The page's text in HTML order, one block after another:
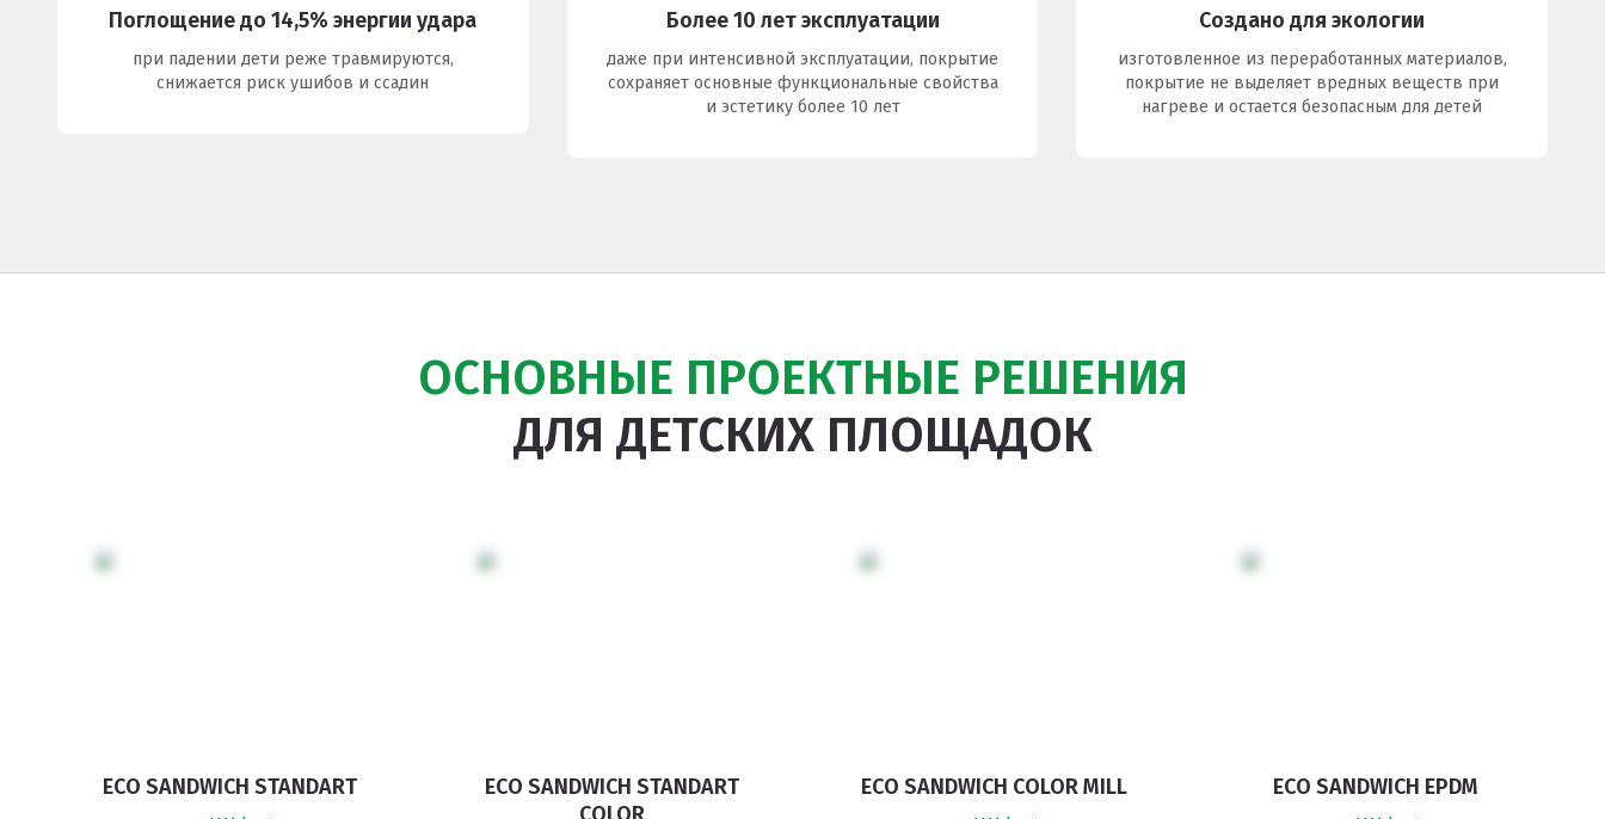
Покрытия детских площадок
Покрытия для беговых дорожек
Пигменты порошковые
Цветная окрашенная крошка EPDM
Поглощение до 14,5% энергии удара
при падении дети реже травмируются,
снижается риск ушибов и ссадин
Более 10 лет эксплуатации
даже при интенсивной эксплуатации, покрытие
сохраняет основные функциональные свойства
и эстетику более 10 лет
Создано для экологии
изготовленное из переработанных материалов,
покрытие не выделяет вредных веществ при
нагреве и остается безопасным для детей
ОСНОВНЫЕ ПРОЕКТНЫЕ РЕШЕНИЯ
ДЛЯ ДЕТСКИХ ПЛОЩАДОК
ECO SANDWICH STANDART
ECO SANDWICH STANDART
ECO SANDWICH COLOR MILL ECO SANDWICH EPDM